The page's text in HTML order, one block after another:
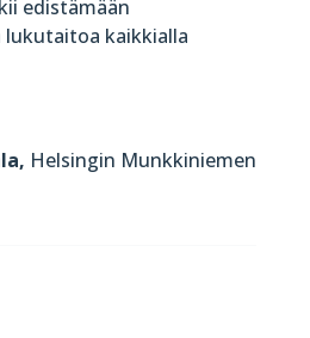
edistämään
kaikkialla
Helsingin Munkkiniemen